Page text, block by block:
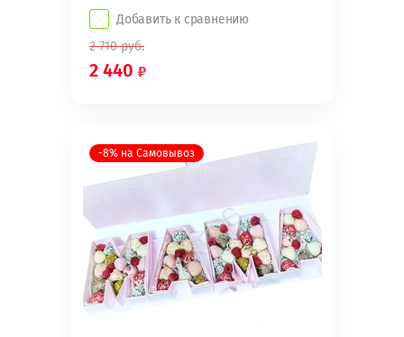
Добавить к сравнению
2 710руб.
2 440
-8% на Самовывоз